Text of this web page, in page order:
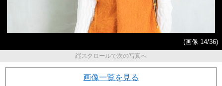
(画像 14/36)
縦スクロールで次の写真へ
画像一覧を見る